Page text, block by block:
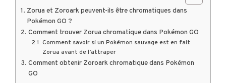
Zorua et Zoroark peuvent-ils être chromatiques dans
Pokémon GO ?
Comment trouver Zorua chromatique dans Pokémon GO
Comment savoir si un Pokémon sauvage est en fait
Zorua avant de l’attraper
Comment obtenir Zoroark chromatique dans Pokémon
GO